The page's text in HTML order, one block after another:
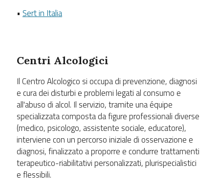
• Sert in Italia
Centri Alcologici
Il Centro Alcologico si occupa di prevenzione, diagnosi
e cura dei disturbi e problemi legati al consumo e
all'abuso di alcol. Il servizio, tramite una équipe
specializzata composta da figure professionali diverse
(medico, psicologo, assistente sociale, educatore),
interviene con un percorso iniziale di osservazione e
diagnosi, finalizzato a proporre e condurre trattamenti
terapeutico-riabilitativi personalizzati, plurispecialistici
e flessibili.